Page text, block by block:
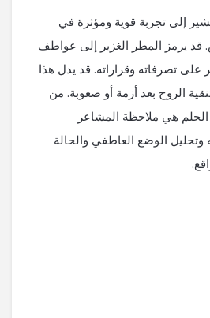
إلى تجربة قوية ومؤثرة في
قد يرمز المطر الغزير إلى عواطف
تصرفاته وقراراته. قد يدل هذا
الروح بعد أزمة أو صعوبة. من
الحلم هي ملاحظة المشاعر
الوضع العاطفي والحالة